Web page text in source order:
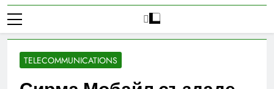
TELECOMMUNICATIONS